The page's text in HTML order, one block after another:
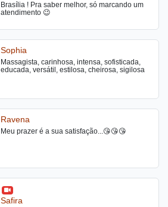
Brasília ! Pra saber melhor, só marcando um
atendimento 😉
Sophia
Massagista, carinhosa, intensa, sofisticada,
educada, versátil, estilosa, cheirosa, sigilosa
Ravena
Meu prazer é a sua satisfação...😘😘😘
Safira